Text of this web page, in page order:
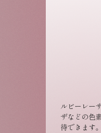
ルビーレー
ザなどの色
待できます。